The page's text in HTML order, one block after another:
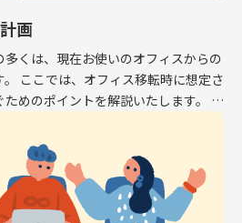
画
くは、現在お使いのオフィスからの
ここでは、オフィス移転時に想定さ
めのポイントを解説いたします。 解
スから移転する場 […]